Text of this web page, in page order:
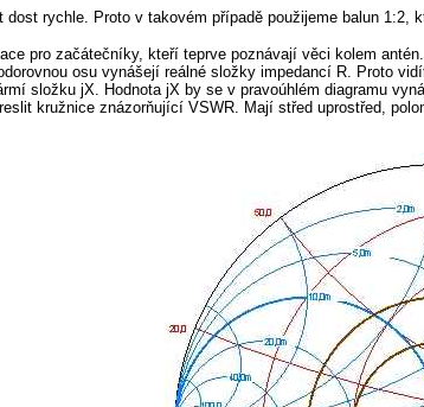
rychle. Proto v takovém případě použijeme balun
pro začátečníky, kteří teprve poznávají věci kolem
osu vynášejí reálné složky impedancí R. Proto
složku jX. Hodnota jX by se v pravoúhlém diagramu
kružnice znázorňující VSWR. Mají střed uprostřed,